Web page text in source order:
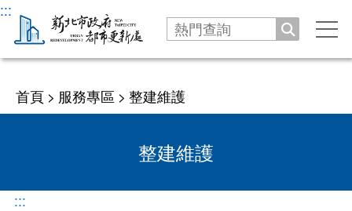
:::
搜尋
手
處長介紹
處長與民有約
業務職掌
新聞
首頁 > 服務專區 > 整建維護
整建維護
:::
關
閉